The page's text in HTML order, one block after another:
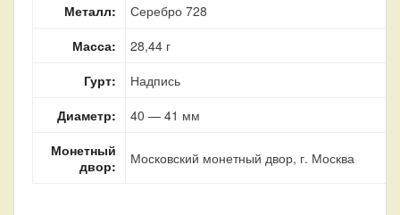
Металл:
Серебро 728
Масса:
28,44 г
Гурт:
Надпись
Диаметр:
40 — 41 мм
Монетный
двор:
Московский монетный двор, г. Москва